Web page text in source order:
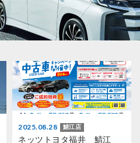
2025.08.28 鯖江店
ネッツトヨタ福井 鯖江